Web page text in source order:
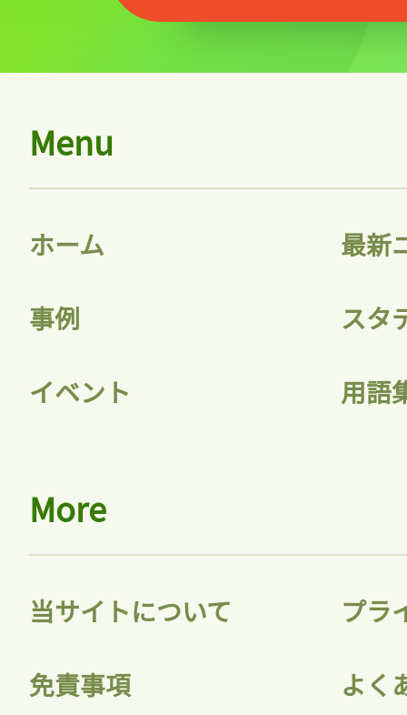
Menu
ホーム 最新
事例 スタ
イベント 用語
More
当サイトについて プラ
免責事項 よく